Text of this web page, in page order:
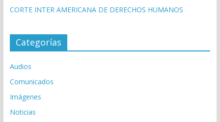
CORTE INTER AMERICANA DE DERECHOS HUMANOS
Categorías
Audios
Comunicados
Imágenes
Noticias